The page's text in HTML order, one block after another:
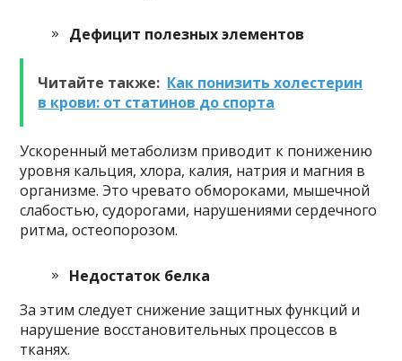
Дефицит полезных элементов
Читайте также: Как понизить холестерин
в крови: от статинов до спорта
Ускоренный метаболизм приводит к понижению
уровня кальция, хлора, калия, натрия и магния в
организме. Это чревато обмороками, мышечной
слабостью, судорогами, нарушениями сердечного
ритма, остеопорозом.
Недостаток белка
За этим следует снижение защитных функций и
нарушение восстановительных процессов в
тканях.